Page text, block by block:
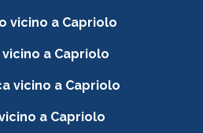
vicino a Capriolo
a Capriolo
vicino a Capriolo
a Capriolo